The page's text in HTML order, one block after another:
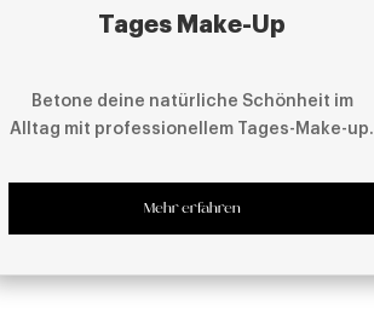
Tages Make-Up
Betone deine natürliche Schönheit im
Alltag mit professionellem Tages-Make-up.
Mehr erfahren